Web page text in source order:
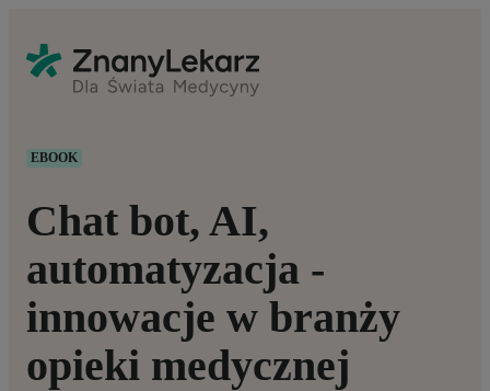
EBOOK
Chat bot, AI,
automatyzacja -
innowacje w branży
opieki medycznej